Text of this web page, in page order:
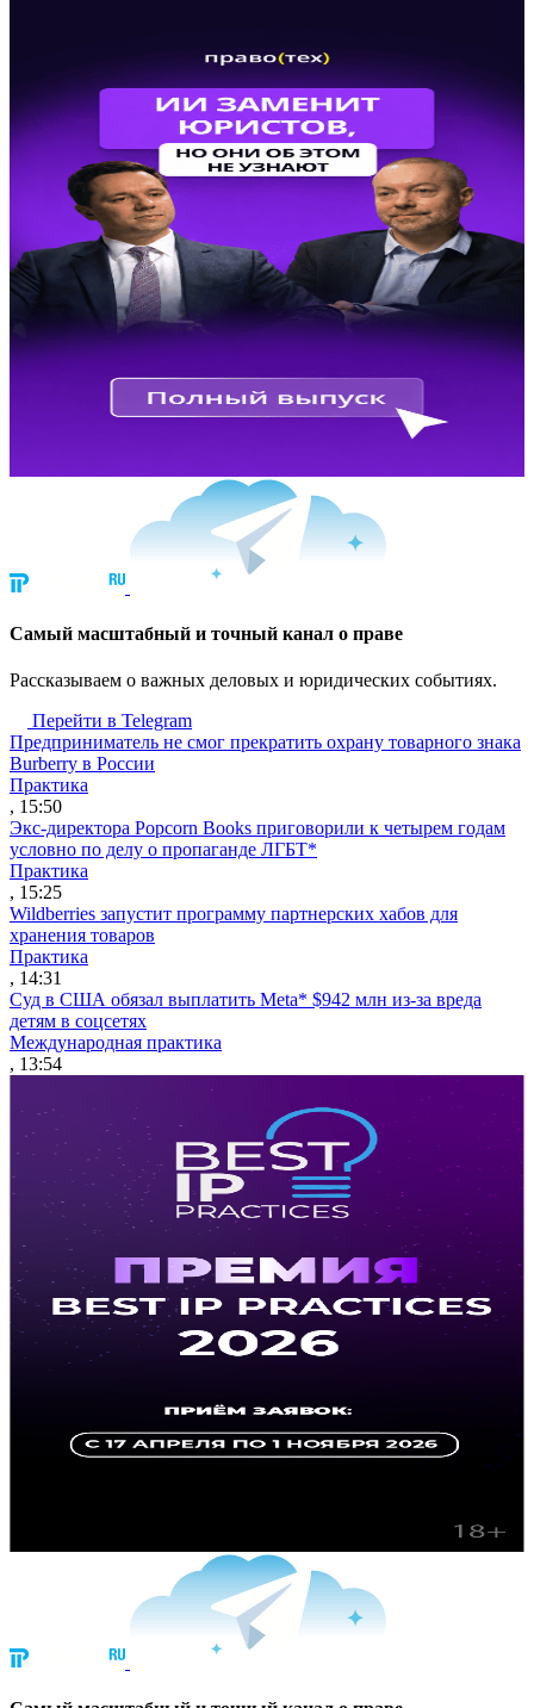
Cамый масштабный и точный канал о праве
Рассказываем о важных деловых и юридических событиях.
Перейти в Telegram
Предприниматель не смог прекратить охрану товарного знака
Burberry в России
Практика
, 15:50
Экс-директора Popcorn Books приговорили к четырем годам
условно по делу о пропаганде ЛГБТ*
Практика
, 15:25
Wildberries запустит программу партнерских хабов для
хранения товаров
Практика
, 14:31
Суд в США обязал выплатить Meta* $942 млн из-за вреда
детям в соцсетях
Международная практика
, 13:54